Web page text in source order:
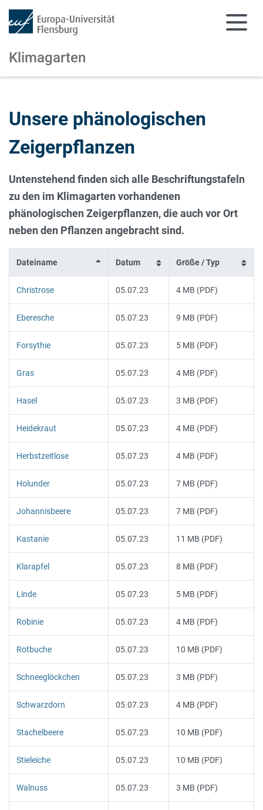
Klimagarten
Unsere phänologischen
Zeigerpflanzen
Untenstehend finden sich alle Beschriftungstafeln
zu den im Klimagarten vorhandenen
phänologischen Zeigerpflanzen, die auch vor Ort
neben den Pflanzen angebracht sind.
Dateiname Datum Größe / Typ
Christrose 05.07.23 4 MB (PDF)
Eberesche 05.07.23 9 MB (PDF)
Forsythie 05.07.23 5 MB (PDF)
Gras 05.07.23 4 MB (PDF)
Hasel 05.07.23 3 MB (PDF)
Heidekraut 05.07.23 4 MB (PDF)
Herbstzeitlose 05.07.23 4 MB (PDF)
Holunder 05.07.23 7 MB (PDF)
Johannisbeere 05.07.23 7 MB (PDF)
Kastanie 05.07.23 11 MB (PDF)
Klarapfel 05.07.23 8 MB (PDF)
Linde 05.07.23 5 MB (PDF)
Robinie 05.07.23 4 MB (PDF)
Rotbuche 05.07.23 10 MB (PDF)
Schneeglöckchen 05.07.23 3 MB (PDF)
Schwarzdorn 05.07.23 4 MB (PDF)
Stachelbeere 05.07.23 10 MB (PDF)
Stieleiche 05.07.23 10 MB (PDF)
Walnuss 05.07.23 3 MB (PDF)